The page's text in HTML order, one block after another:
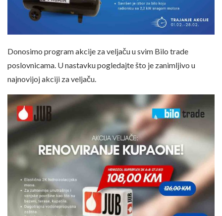
Donosimo program akcije za veljaču u svim Bilo trade
poslovnicama. U nastavku pogledajte što je zanimljivo u
najnovijoj akciji za veljaču.